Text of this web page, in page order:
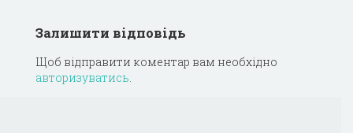
Залишити відповідь
Щоб відправити коментар вам необхідно
авторизуватись.